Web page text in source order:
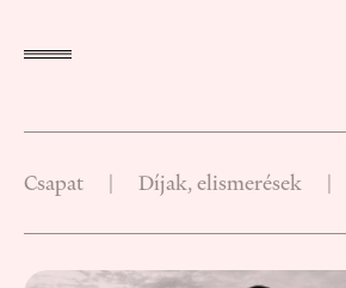
Csapat | Díjak, elismerések |